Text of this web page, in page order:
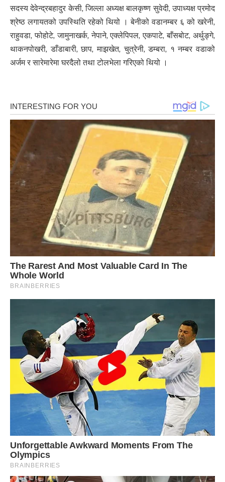
सदस्य देवेन्द्रबहादुर केसी, जिल्ला अध्यक्ष बालकृष्ण सुवेदी, उपाध्यक्ष प्रमोद
श्रेष्ठ लगायतको उपस्थिति रहेको थियो । बेनीको वडानम्बर ६ को खरेनी,
राहुवडा, फोहोटे, जामुनाखर्क, नेपाने, एक्लेपिपल, एकपाटे, बाँसबोट, अर्थुङ्गे,
थाकनपोखरी, डाँडाबारी, छाप, माझखेत, चुत्रेनी, डम्बरा, १ नम्बर वडाको
अर्जम र सारेमारेमा घरदैलो तथा टोलभेला गरिएको थियो ।